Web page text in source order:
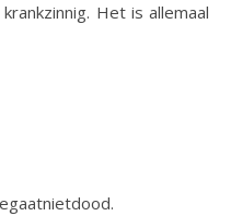
Het is allemaal